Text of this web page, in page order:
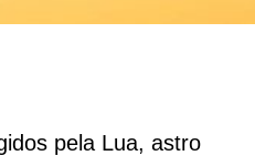
pela Lua, astro